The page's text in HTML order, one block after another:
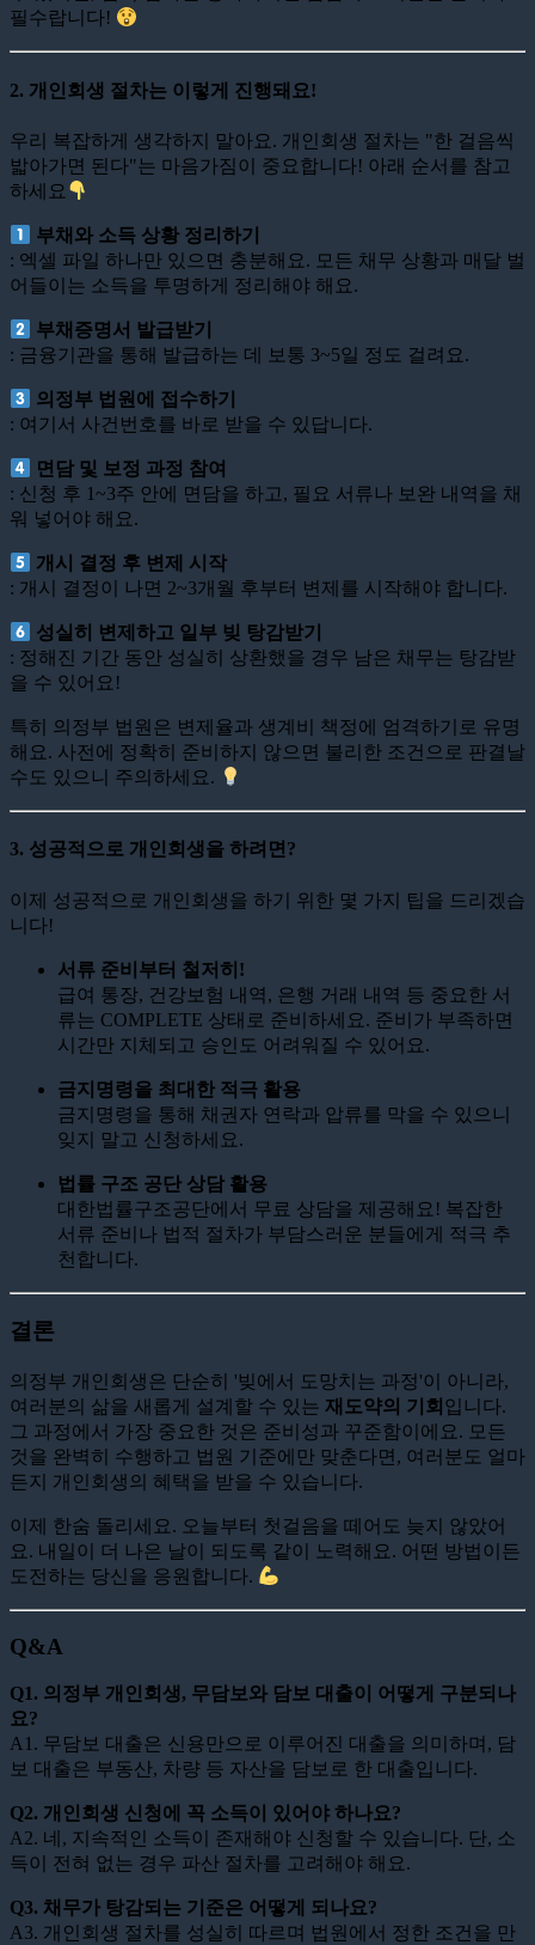
필수랍니다!
2. 개인회생 절차는 이렇게 진행돼요!
우리 복잡하게 생각하지 말아요. 개인회생 절차는 "한 걸음씩
밟아가면 된다"는 마음가짐이 중요합니다! 아래 순서를 참고
하세요
부채와 소득 상황 정리하기
: 엑셀 파일 하나만 있으면 충분해요. 모든 채무 상황과 매달 벌
어들이는 소득을 투명하게 정리해야 해요.
부채증명서 발급받기
: 금융기관을 통해 발급하는 데 보통 3~5일 정도 걸려요.
의정부 법원에 접수하기
: 여기서 사건번호를 바로 받을 수 있답니다.
면담 및 보정 과정 참여
: 신청 후 1~3주 안에 면담을 하고, 필요 서류나 보완 내역을 채
워 넣어야 해요.
개시 결정 후 변제 시작
: 개시 결정이 나면 2~3개월 후부터 변제를 시작해야 합니다.
성실히 변제하고 일부 빚 탕감받기
: 정해진 기간 동안 성실히 상환했을 경우 남은 채무는 탕감받
을 수 있어요!
특히 의정부 법원은 변제율과 생계비 책정에 엄격하기로 유명
해요. 사전에 정확히 준비하지 않으면 불리한 조건으로 판결날
수도 있으니 주의하세요.
3. 성공적으로 개인회생을 하려면?
이제 성공적으로 개인회생을 하기 위한 몇 가지 팁을 드리겠습
니다!
서류 준비부터 철저히!
급여 통장, 건강보험 내역, 은행 거래 내역 등 중요한 서
류는 COMPLETE 상태로 준비하세요. 준비가 부족하면
시간만 지체되고 승인도 어려워질 수 있어요.
금지명령을 최대한 적극 활용
금지명령을 통해 채권자 연락과 압류를 막을 수 있으니
잊지 말고 신청하세요.
법률 구조 공단 상담 활용
대한법률구조공단에서 무료 상담을 제공해요! 복잡한
서류 준비나 법적 절차가 부담스러운 분들에게 적극 추
천합니다.
결론
의정부 개인회생은 단순히 '빚에서 도망치는 과정'이 아니라,
여러분의 삶을 새롭게 설계할 수 있는 재도약의 기회 입니다.
그 과정에서 가장 중요한 것은 준비성과 꾸준함이에요. 모든
것을 완벽히 수행하고 법원 기준에만 맞춘다면, 여러분도 얼마
든지 개인회생의 혜택을 받을 수 있습니다.
이제 한숨 돌리세요. 오늘부터 첫걸음을 떼어도 늦지 않았어
요. 내일이 더 나은 날이 되도록 같이 노력해요. 어떤 방법이든
도전하는 당신을 응원합니다.
Q&A
Q1. 의정부 개인회생, 무담보와 담보 대출이 어떻게 구분되나
요?
A1. 무담보 대출은 신용만으로 이루어진 대출을 의미하며, 담
보 대출은 부동산, 차량 등 자산을 담보로 한 대출입니다.
Q2. 개인회생 신청에 꼭 소득이 있어야 하나요?
A2. 네, 지속적인 소득이 존재해야 신청할 수 있습니다. 단, 소
득이 전혀 없는 경우 파산 절차를 고려해야 해요.
Q3. 채무가 탕감되는 기준은 어떻게 되나요?
A3. 개인회생 절차를 성실히 따르며 법원에서 정한 조건을 만